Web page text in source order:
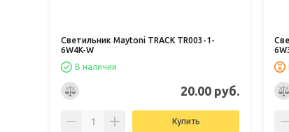
Светильник Maytoni TRACK TR003-1-
6W4K-W
В наличии
20.00 руб.
Купить